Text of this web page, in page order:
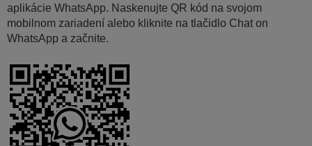
aplikácie WhatsApp. Naskenujte QR kód na svojom
mobilnom zariadení alebo kliknite na tlačidlo Chat on
WhatsApp a začnite.